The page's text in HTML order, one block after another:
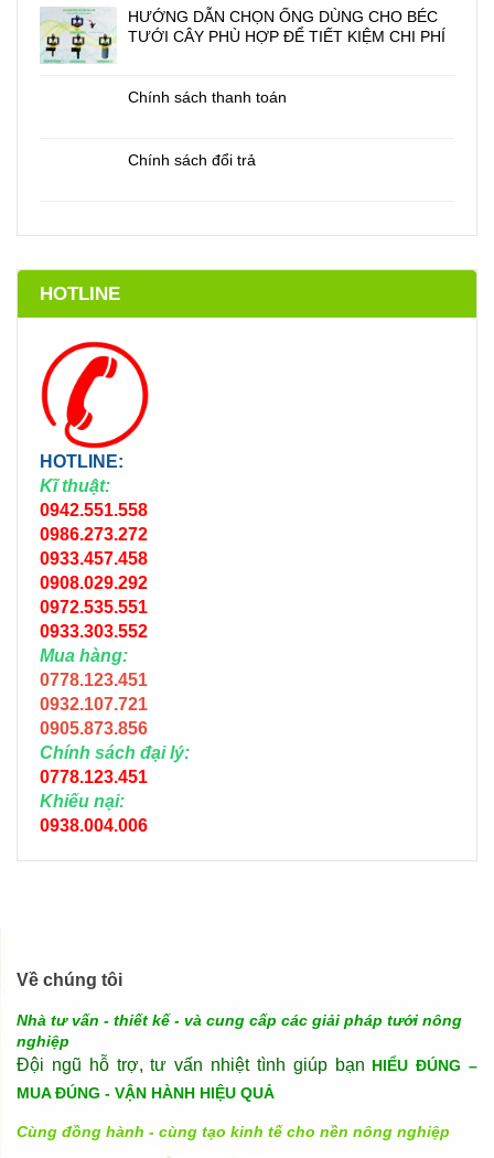
HƯỚNG DẪN CHỌN ỐNG DÙNG CHO BÉC
TƯỚI CÂY PHÙ HỢP ĐỂ TIẾT KIỆM CHI PHÍ
Chính sách thanh toán
Chính sách đổi trả
HOTLINE
HOTLINE:
Kĩ thuật:
0942.551.558
0986.273.272
0933.457.458
0908.029.292
0972.535.551
0933.303.552
Mua hàng:
0778.123.451
0932.107.721
0905.873.856
Chính sách đại lý:
0778.123.451
Khiếu nại:
0938.004.006
Về chúng tôi
Nhà tư vấn - thiết kế - và cung cấp các giải pháp tưới nông
nghiệp
Đội ngũ hỗ trợ, tư vấn nhiệt tình giúp bạn HIỂU ĐÚNG –
MUA ĐÚNG - VẬN HÀNH HIỆU QUẢ
Cùng đồng hành - cùng tạo kinh tế cho nền nông nghiệp